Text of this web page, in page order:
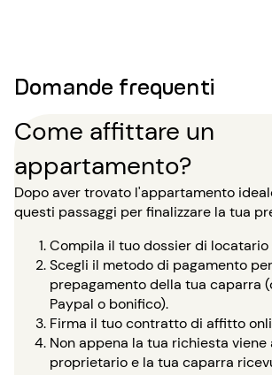
Domande frequenti
Come affittare un
appartamento?
Dopo aver trovato l'appartamento
questi passaggi per finalizzare la tua
Compila il tuo dossier di locatario
Scegli il metodo di pagamento
prepagamento della tua caparra
Paypal o bonifico).
Firma il tuo contratto di affitto
Non appena la tua richiesta
proprietario e la tua caparra